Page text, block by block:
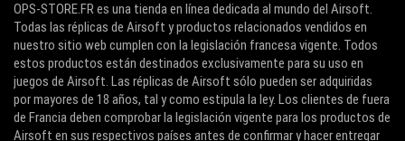
OPS-STORE.FR es una tienda en línea dedicada al mundo del Airsoft.
Todas las réplicas de Airsoft y productos relacionados vendidos en
nuestro sitio web cumplen con la legislación francesa vigente. Todos
estos productos están destinados exclusivamente para su uso en
juegos de Airsoft. Las réplicas de Airsoft sólo pueden ser adquiridas
por mayores de 18 años, tal y como estipula la ley. Los clientes de fuera
de Francia deben comprobar la legislación vigente para los productos de
Airsoft en sus respectivos países antes de confirmar y hacer entregar